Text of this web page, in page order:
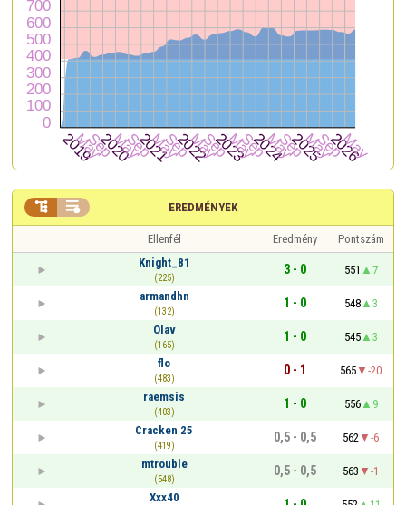
EREDMÉNYEK
 
Ellenfél Eredmény
Pontszám
Knight_81
(225)
3 - 0 551
7
armandhn
(132)
1 - 0 548
3
Olav
(165)
1 - 0 545
3
flo
(483)
0 - 1 565
-20
raemsis
(403)
1 - 0 556
9
Cracken 25
(419)
0,5 - 0,5 562
-6
mtrouble
(548)
0,5 - 0,5 563
-1
Xxx40